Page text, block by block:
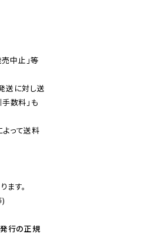
売中止」等
送に対し送
数料」も
って送料
す。
行の正規